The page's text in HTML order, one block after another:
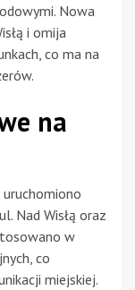
Nowa
i omija
co ma na
na
Nad Wisłą oraz
w
co
miejskiej.